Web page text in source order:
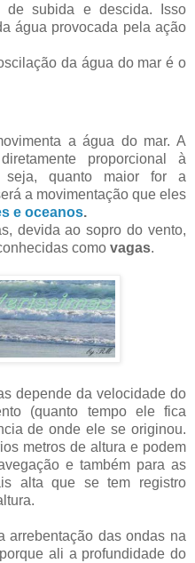
de subida e descida. Isso
água provocada pela ação
da água do mar é o
a água do mar. A
proporcional à
seja, quanto maior for a
a movimentação que eles
e oceanos.
devida ao sopro do vento,
como vagas.
depende da velocidade do
(quanto tempo ele fica
de onde ele se originou.
metros de altura e podem
e também para as
alta que se tem registro
arrebentação das ondas na
ali a profundidade do